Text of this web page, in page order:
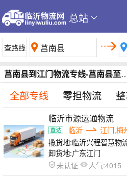
总站
莒南县到江门物流专线-莒南县至江门
全部专线 零担物流
临沂市源运通物流
临沂
江门,梅
揽货地:临沂兴程智慧物
卸货地:广东江门
未认证 人气:4015